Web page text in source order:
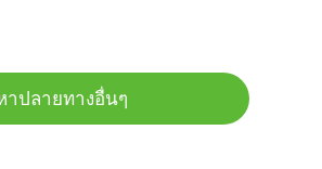
าปลายทางอื่นๆ